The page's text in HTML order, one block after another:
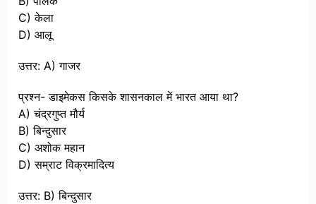
C) केला
D) आलू
उत्तर: A) गाजर
प्रश्न- डाइमेकस किसके शासनकाल में भारत आया था?
A) चंद्रगुप्त मौर्य
B) बिन्दुसार
C) अशोक महान
D) सम्राट विक्रमादित्य
उत्तर: B) बिन्दुसार